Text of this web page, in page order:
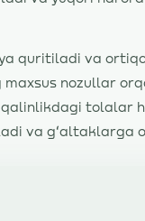
quritiladi va
maxsus nozullar
qalinlikdagi tolalar
va gʻaltaklarga